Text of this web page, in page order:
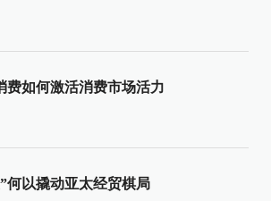
费如何激活消费市场活力
何以撬动亚太经贸棋局